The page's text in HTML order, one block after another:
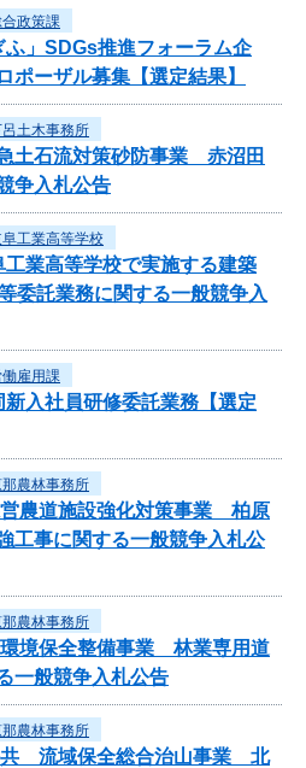
政策課
」SDGs推進フォーラム企
ポーザル募集【選定結果】
土木事務所
土石流対策砂防事業 赤沼田
争入札公告
工業高等学校
業高等学校で実施する建築
委託業務に関する一般競争入
雇用課
入社員研修委託業務【選定
農林事務所
営農道施設強化対策事業 柏原
事に関する一般競争入札公
農林事務所
環境保全整備事業 林業専用道
一般競争入札公告
農林事務所
共 流域保全総合治山事業 北